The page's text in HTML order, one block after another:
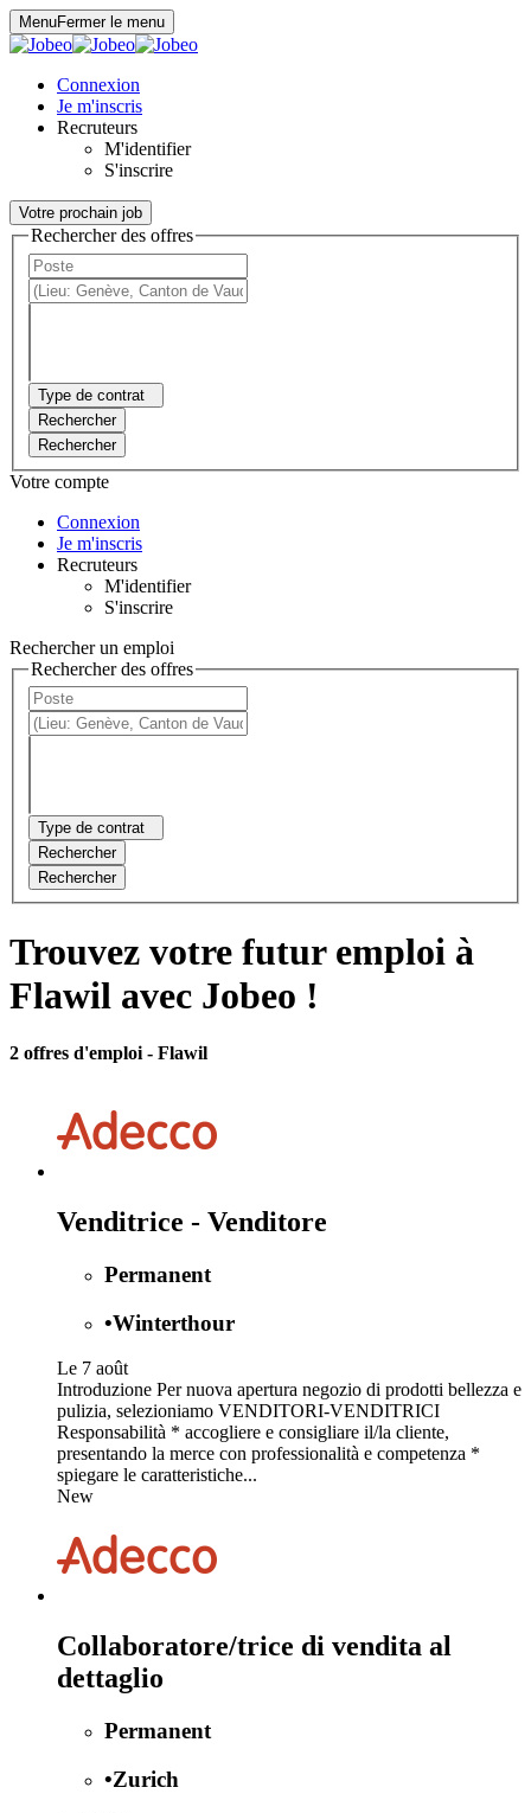
MenuFermer le menu
Connexion
Je m'inscris
Recruteurs
M'identifier
S'inscrire
Votre prochain job
Rechercher des offres
Type de contrat
Rechercher
Rechercher
Votre compte
Connexion
Je m'inscris
Recruteurs
M'identifier
S'inscrire
Rechercher un emploi
Rechercher des offres
Type de contrat
Rechercher
Rechercher
Trouvez votre futur emploi à
Flawil avec Jobeo !
2 offres d'emploi - Flawil
Venditrice - Venditore
Permanent
•Winterthour
Le 7 août
Introduzione Per nuova apertura negozio di prodotti bellezza e
pulizia, selezioniamo VENDITORI-VENDITRICI
Responsabilità * accogliere e consigliare il/la cliente,
presentando la merce con professionalità e competenza *
spiegare le caratteristiche...
New
Collaboratore/trice di vendita al
dettaglio
Permanent
•Zurich
Panneau de gestion des cookies